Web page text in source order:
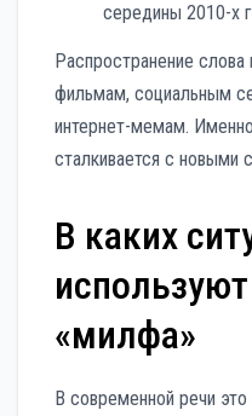
середины 2010-х
Распространение
фильмам, социальным
интернет-мемам.
сталкивается с новыми
В каких
«милфа»
В современной речи